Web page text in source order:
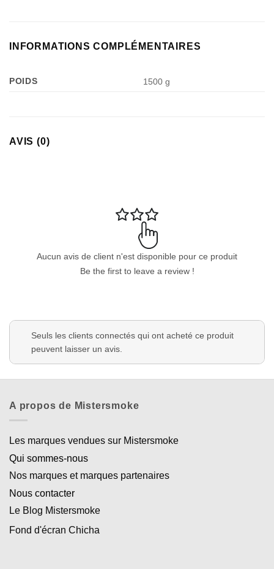
INFORMATIONS COMPLÉMENTAIRES
POIDS 1500 g
AVIS (0)
Aucun avis de client n'est disponible pour ce produit
Be the first to leave a review !
Seuls les clients connectés qui ont acheté ce produit
peuvent laisser un avis.
A propos de Mistersmoke
Les marques vendues sur Mistersmoke
Qui sommes-nous
Nos marques et marques partenaires
Nous contacter
Le Blog Mistersmoke
Fond d'écran Chicha
Appliquer les filtres